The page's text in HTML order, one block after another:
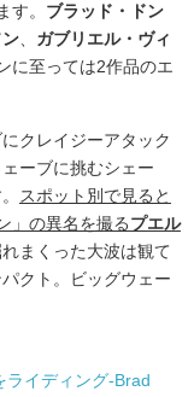
。 ブラッド・ドン
、 ガブリエル・ヴィ
に至っては2作品のエ
クレイジーアタック
ーブに挑むシェー
スポット別で見ると
」の異名を撮るプエル
まくった大波は観て
クト。ビッグウェー
ライディング-Brad